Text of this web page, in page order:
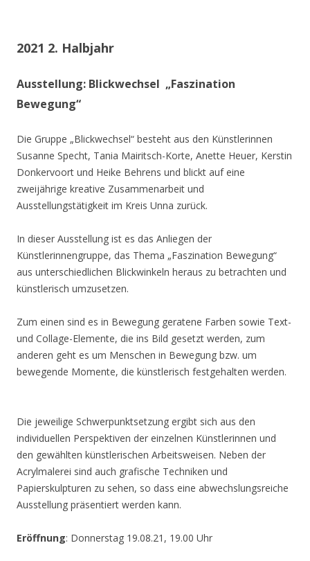
2021 2. Halbjahr
Ausstellung: Blickwechsel „Faszination
Bewegung“
Die Gruppe „Blickwechsel“ besteht aus den Künstlerinnen
Susanne Specht, Tania Mairitsch-Korte, Anette Heuer, Kerstin
Donkervoort und Heike Behrens und blickt auf eine
zweijährige kreative Zusammenarbeit und
Ausstellungstätigkeit im Kreis Unna zurück.
In dieser Ausstellung ist es das Anliegen der
Künstlerinnengruppe, das Thema „Faszination Bewegung“
aus unterschiedlichen Blickwinkeln heraus zu betrachten und
künstlerisch umzusetzen.
Zum einen sind es in Bewegung geratene Farben sowie Text-
und Collage-Elemente, die ins Bild gesetzt werden, zum
anderen geht es um Menschen in Bewegung bzw. um
bewegende Momente, die künstlerisch festgehalten werden.
Die jeweilige Schwerpunktsetzung ergibt sich aus den
individuellen Perspektiven der einzelnen Künstlerinnen und
den gewählten künstlerischen Arbeitsweisen. Neben der
Acrylmalerei sind auch grafische Techniken und
Papierskulpturen zu sehen, so dass eine abwechslungsreiche
Ausstellung präsentiert werden kann.
Eröffnung: Donnerstag 19.08.21, 19.00 Uhr